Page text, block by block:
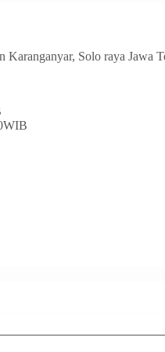
Solo raya Jawa